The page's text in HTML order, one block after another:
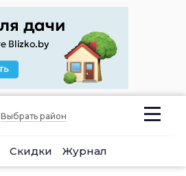
Выбрать район
Скидки Журнал